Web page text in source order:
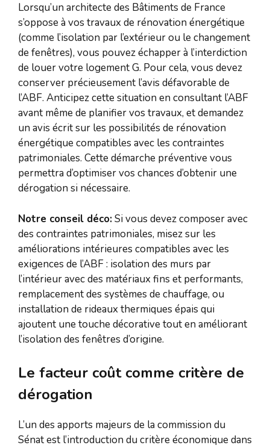
Lorsqu’un architecte des Bâtiments de France
s’oppose à vos travaux de rénovation énergétique
(comme l’isolation par l’extérieur ou le changement
de fenêtres), vous pouvez échapper à l’interdiction
de louer votre logement G. Pour cela, vous devez
conserver précieusement l’avis défavorable de
l’ABF. Anticipez cette situation en consultant l’ABF
avant même de planifier vos travaux, et demandez
un avis écrit sur les possibilités de rénovation
énergétique compatibles avec les contraintes
patrimoniales. Cette démarche préventive vous
permettra d’optimiser vos chances d’obtenir une
dérogation si nécessaire.
Notre conseil déco:Si vous devez composer avec
des contraintes patrimoniales, misez sur les
améliorations intérieures compatibles avec les
exigences de l’ABF : isolation des murs par
l’intérieur avec des matériaux fins et performants,
remplacement des systèmes de chauffage, ou
installation de rideaux thermiques épais qui
ajoutent une touche décorative tout en améliorant
l’isolation des fenêtres d’origine.
Le facteur coût comme critère de
dérogation
L’un des apports majeurs de la commission du
Sénat est l’introduction du critère économique dans